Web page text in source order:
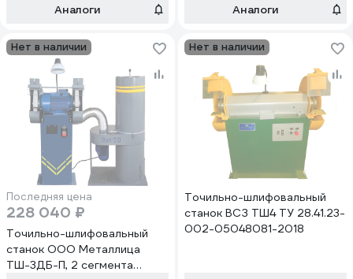
Аналоги Аналоги
Нет в наличии
Последняя цена
228 040 ₽
Точильно-шлифовальный
станок ООО Металлица
ТШ-3ДБ-П, 2 сегмента
Нет в наличии
Точильно-шлифовальный
станок ВСЗ ТШ4 ТУ 28.41.23-
002-05048081-2018